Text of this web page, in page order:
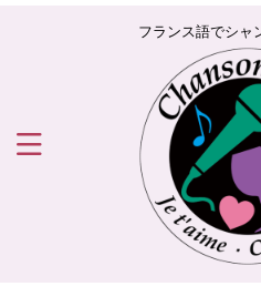
フランス語でシャ